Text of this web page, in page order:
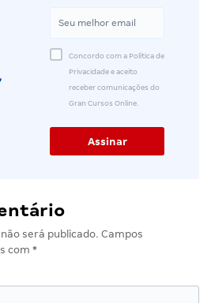
Concordo com a Política de
Privacidade e aceito
receber comunicações do
Gran Cursos Online.
será publicado. Campos
com *